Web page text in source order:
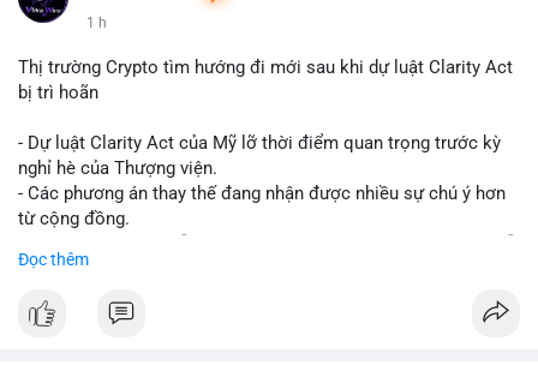
1 h
Thị trường Crypto tìm hướng đi mới sau khi dự luật Clarity Act
bị trì hoãn
- Dự luật Clarity Act của Mỹ lỡ thời điểm quan trọng trước kỳ
nghỉ hè của Thượng viện.
- Các phương án thay thế đang nhận được nhiều sự chú ý hơn
từ cộng đồng.
về pháp lý.
#binancesquare
Đọc thêm